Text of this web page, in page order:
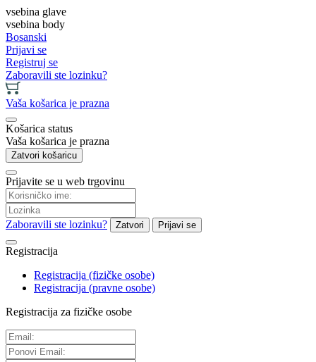
vsebina glave
vsebina body
Bosanski
Prijavi se
Registruj se
Zaboravili ste lozinku?
Vaša košarica je prazna
Košarica status
Vaša košarica je prazna
Zatvori košaricu
Prijavite se u web trgovinu
Zaboravili ste lozinku? Zatvori Prijavi se
Registracija
Registracija (fizičke osobe)
Registracija (pravne osobe)
Registracija za fizičke osobe